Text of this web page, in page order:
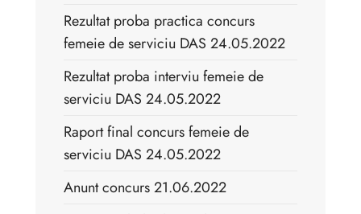
Rezultat proba practica concurs
femeie de serviciu DAS 24.05.2022
Rezultat proba interviu femeie de
serviciu DAS 24.05.2022
Raport final concurs femeie de
serviciu DAS 24.05.2022
Anunt concurs 21.06.2022